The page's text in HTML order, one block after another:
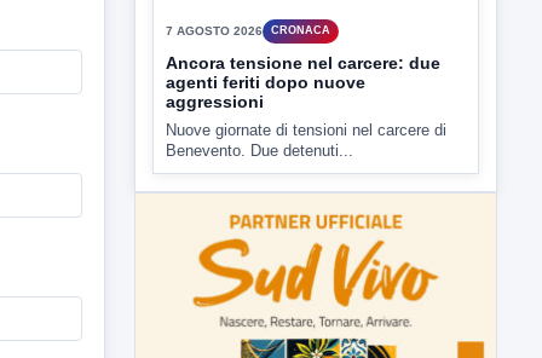
depurazione industriale di...
7 AGOSTO 2026 CRONACA
Ancora tensione nel carcere: due
agenti feriti dopo nuove
aggressioni